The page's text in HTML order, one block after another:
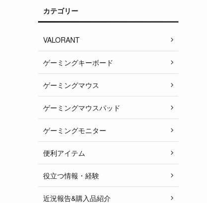
カテゴリー
VALORANT
ゲーミングキーボード
ゲーミングマウス
ゲーミングマウスパッド
ゲーミングモニター
便利アイテム
役立つ情報・経験
近況報告&購入品紹介